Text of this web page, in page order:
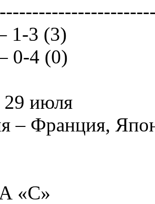
1-3 (3)
0-4 (0)
29 июля
– Франция,
«С»